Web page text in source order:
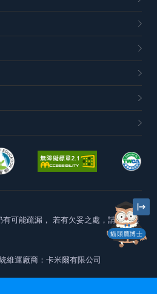
貓頭鷹博士
可能疏漏， 若有欠妥之處，請隨時與
統維運廠商：卡米爾有限公司